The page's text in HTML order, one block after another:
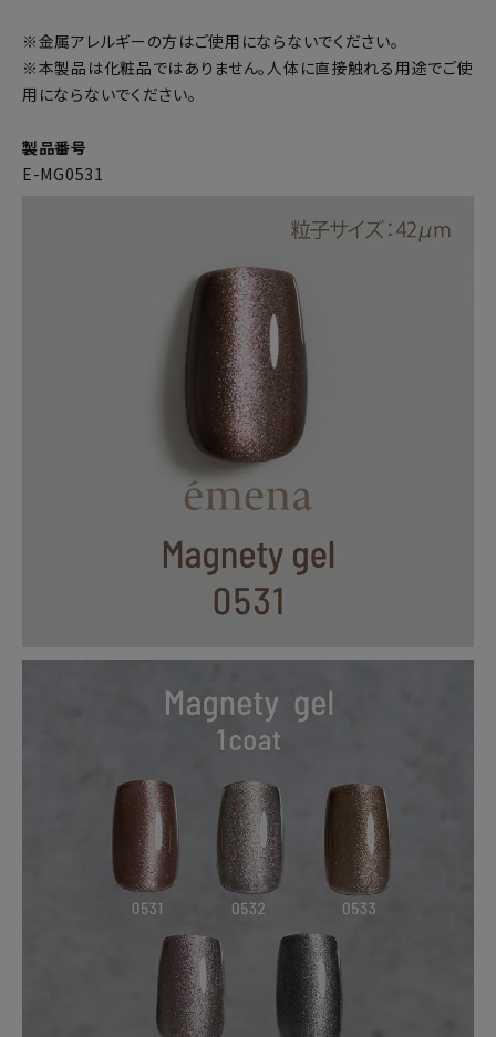
※金属アレルギーの方はご使用にならないでください。
※本製品は化粧品ではありません。人体に直接触れる用途でご使
用にならないでください。
製品番号
E-MG0531